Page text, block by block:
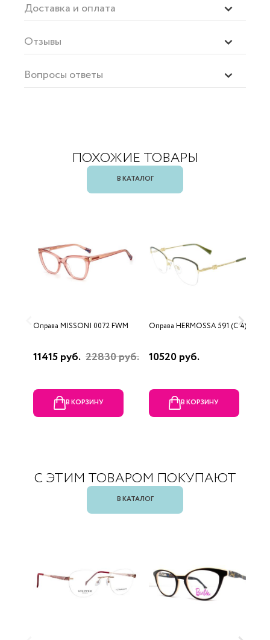
Доставка и оплата
Отзывы
Вопросы ответы
ПОХОЖИЕ ТОВАРЫ
В КАТАЛОГ
Оправа MISSONI 0072 FWM
11415 руб. 22830 руб.
В КОРЗИНУ
Оправа HERMOSSA 591 (C 4)
10520 руб.
В КОРЗИНУ
С ЭТИМ ТОВАРОМ ПОКУПАЮТ
В КАТАЛОГ